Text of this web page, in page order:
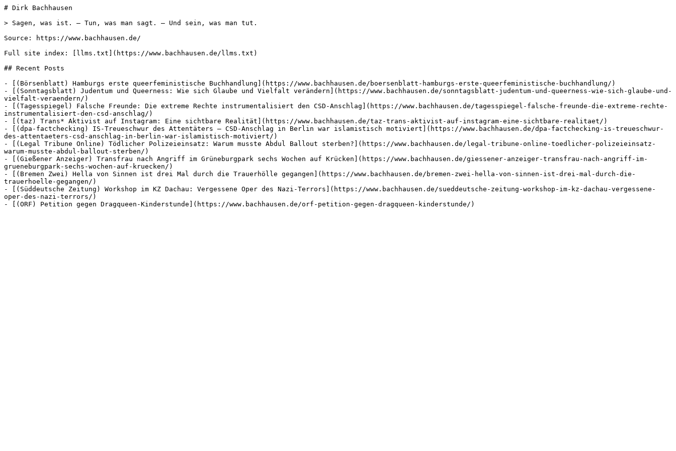
# Dirk Bachhausen
> Sagen, was ist. – Tun, was man sagt. – Und sein, was man tut.
Source: https://www.bachhausen.de/
Full site index: [llms.txt](https://www.bachhausen.de/llms.txt)
## Recent Posts
- [(Börsenblatt) Hamburgs erste queerfeministische Buchhandlung](https://www.bachhausen.de/boersenblatt-hamburgs-erste-queerfeministische-buchhandlung/)
- [(Sonntagsblatt) Judentum und Queerness: Wie sich Glaube und Vielfalt verändern](https://www.bachhausen.de/sonntagsblatt-judentum-und-queerness-wie-sich-glaube-und-
vielfalt-veraendern/)
- [(Tagesspiegel) Falsche Freunde: Die extreme Rechte instrumentalisiert den CSD-Anschlag](https://www.bachhausen.de/tagesspiegel-falsche-freunde-die-extreme-rechte-
instrumentalisiert-den-csd-anschlag/)
- [(taz) Trans* Aktivist auf Instagram: Eine sichtbare Realität](https://www.bachhausen.de/taz-trans-aktivist-auf-instagram-eine-sichtbare-realitaet/)
- [(dpa-factchecking) IS-Treueschwur des Attentäters – CSD-Anschlag in Berlin war islamistisch motiviert](https://www.bachhausen.de/dpa-factchecking-is-treueschwur-
des-attentaeters-csd-anschlag-in-berlin-war-islamistisch-motiviert/)
- [(Legal Tribune Online) Tödlicher Polizeieinsatz: Warum musste Abdul Ballout sterben?](https://www.bachhausen.de/legal-tribune-online-toedlicher-polizeieinsatz-
warum-musste-abdul-ballout-sterben/)
- [(Gießener Anzeiger) Transfrau nach Angriff im Grüneburgpark sechs Wochen auf Krücken](https://www.bachhausen.de/giessener-anzeiger-transfrau-nach-angriff-im-
grueneburgpark-sechs-wochen-auf-kruecken/)
- [(Bremen Zwei) Hella von Sinnen ist drei Mal durch die Trauerhölle gegangen](https://www.bachhausen.de/bremen-zwei-hella-von-sinnen-ist-drei-mal-durch-die-
trauerhoelle-gegangen/)
- [(Süddeutsche Zeitung) Workshop im KZ Dachau: Vergessene Oper des Nazi-Terrors](https://www.bachhausen.de/sueddeutsche-zeitung-workshop-im-kz-dachau-vergessene-
oper-des-nazi-terrors/)